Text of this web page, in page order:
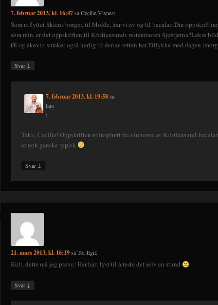
7. februar 2013, kl. 16:47saCecilie Visnes:
Som utflyttet Skiens borger, til Molde, har vi av og til bacalao.Din oppskrift
som min, er det oppskriften til Kristiansunds restauranten Sjøstjerna?Lekre
Øl og akevitt smaker også herlig til denne retten her.Tillykke med dagen
Svar ↓
7. februar 2013, kl. 19:58 sa
lars
:
Takk, Cecilie! Oppskriften er inspirert fra vinneren av Kristiansund-
er nok ganske typisk
Svar ↓
21. mars 2013, kl. 16:19saTor Egil:
Kult, dette må jeg prøve! Har hatt lyst til å teste det selv en stund
Svar ↓